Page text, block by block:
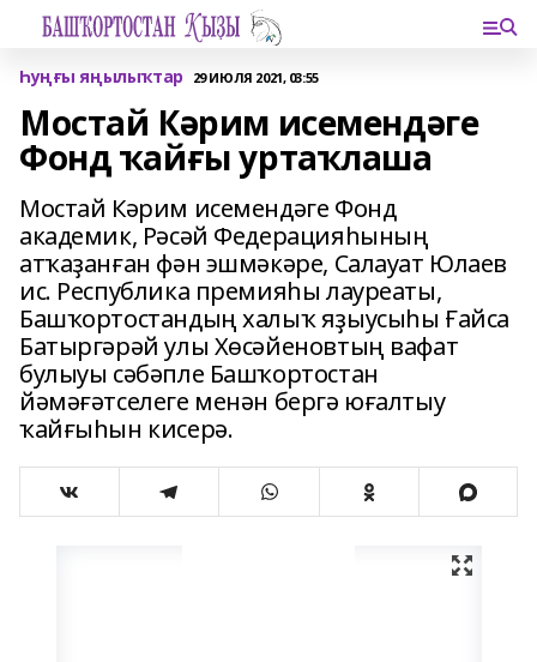
Һуңғы яңылыҡтар 29 ИЮЛЯ 2021, 03:55
Мостай Кәрим исемендәге
Фонд ҡайғы уртаҡлаша
Мостай Кәрим исемендәге Фонд
академик, Рәсәй Федерацияһының
атҡаҙанған фән эшмәкәре, Салауат Юлаев
ис. Республика премияһы лауреаты,
Башҡортостандың халыҡ яҙыусыһы Ғайса
Батыргәрәй улы Хөсәйеновтың вафат
булыуы сәбәпле Башҡортостан
йәмәғәтселеге менән бергә юғалтыу
ҡайғыһын кисерә.